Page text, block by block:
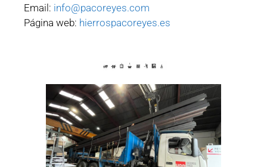
Email: info@pacoreyes.com
Página web: hierrospacoreyes.es